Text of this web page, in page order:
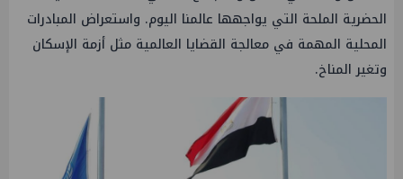
الحضرية الملحة التي يواجهها عالمنا اليوم. واستعراض المبادرات
المحلية المهمة في معالجة القضايا العالمية مثل أزمة الإسكان
وتغير المناخ.